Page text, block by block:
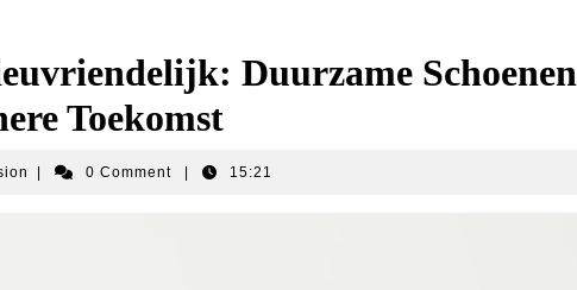
Duurzame Schoenen
Toekomst
fair-
0 Comment 15:21